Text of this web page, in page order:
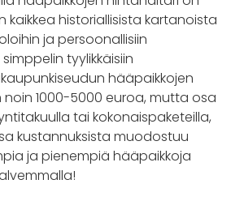
kaikkea historiallisista kartanoista
ja persoonallisiin
tyylikkäisiin
hääpaikkojen
1000-5000 euroa, mutta osa
tai kokonaispaketeilla,
kustannuksista muodostuu
ja pienempiä hääpaikkoja